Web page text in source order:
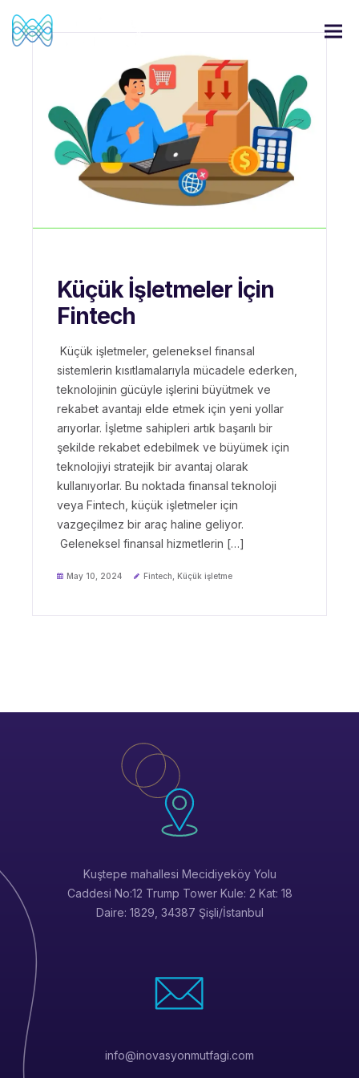
Küçük İşletmeler İçin
Fintech
Küçük işletmeler, geleneksel finansal
sistemlerin kısıtlamalarıyla mücadele ederken,
teknolojinin gücüyle işlerini büyütmek ve
rekabet avantajı elde etmek için yeni yollar
arıyorlar. İşletme sahipleri artık başarılı bir
şekilde rekabet edebilmek ve büyümek için
teknolojiyi stratejik bir avantaj olarak
kullanıyorlar. Bu noktada finansal teknoloji
veya Fintech, küçük işletmeler için
vazgeçilmez bir araç haline geliyor.
Geleneksel finansal hizmetlerin […]
May 10, 2024 Fintech Küçük işletme
Kuştepe mahallesi Mecidiyeköy Yolu
Caddesi No:12 Trump Tower Kule: 2 Kat: 18
Daire: 1829, 34387 Şişli/İstanbul
info@inovasyonmutfagi.com